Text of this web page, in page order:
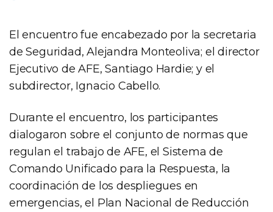
El encuentro fue encabezado por la secretaria
de Seguridad, Alejandra Monteoliva; el director
Ejecutivo de AFE, Santiago Hardie; y el
subdirector, Ignacio Cabello.
Durante el encuentro, los participantes
dialogaron sobre el conjunto de normas que
regulan el trabajo de AFE, el Sistema de
Comando Unificado para la Respuesta, la
coordinación de los despliegues en
emergencias, el Plan Nacional de Reducción